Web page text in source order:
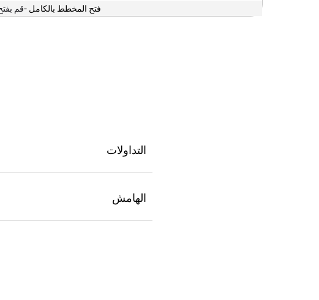
فتح المخطط بالكامل -